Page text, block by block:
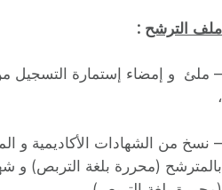
ملف الترشح :
– ملئ و إمضاء إستمارة التسجيل
،
– نسخ من الشهادات الأكاديمية و
بالمترشح (محررة بلغة التربص) و